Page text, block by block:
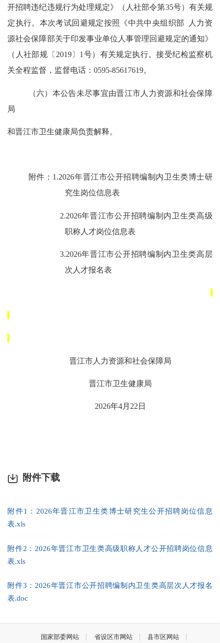
开招聘违纪违规行为处理规定》（ 人社部令第35号）有关规
定执行。本次考试回避规定按照《中共中央组织部
人力资
源社会保障部关于印发事业单位人事管理回避规定的通知》
（人社部规〔 2019〕 1号）有关规定执行。接受纪检监察机
关全程监督，监督电话：0595-85617619。
（六）本公告未尽事宜由晋江市人力资源和社会保障
局
和晋江市卫生健康局负责解释。
附件： 1.2026年晋江市公开招聘编制内卫生类博士研
究生岗位信息表
2.2026年晋江市公开招聘编制内卫生类高级
职称人才岗位信息表
3.2026年晋江市公开招聘编制内卫生类高层
次人才报名表
晋江市人力资源和社会保障局
晋江市卫生健康局
2026年4月22日
附件下载
附件1：2026年晋江市卫生类博士研究生公开招聘岗位信息
表.xls
附件2：2026年晋江市卫生类高级职称人才公开招聘岗位信息
表.xls
附件3：2026年晋江市公开招聘编制内卫生类高层次人才报名
表.doc
国家部委网站 省设区市网站 县市区网站